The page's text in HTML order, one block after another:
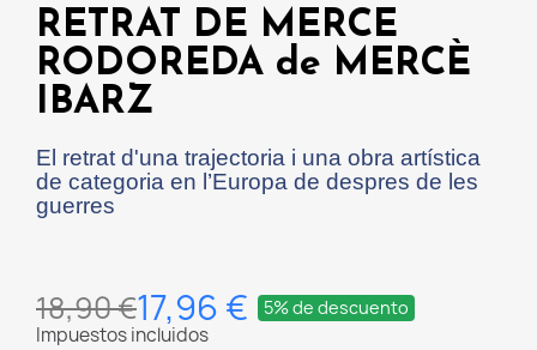
RETRAT DE MERCE
RODOREDA de MERCÈ
IBARZ
El retrat d'una trajectoria i una obra artística
de categoria en l’Europa de despres de les
guerres
18,90 €17,96 € 5% de descuento
Impuestos incluidos